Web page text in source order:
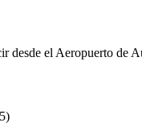
desde el Aeropuerto de